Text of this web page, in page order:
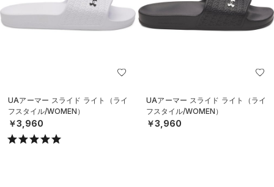
UAアーマー スライド ライト（ライ
フスタイル/WOMEN）
￥3,960
UAアーマー スライド ライト（ライ
フスタイル/WOMEN）
￥3,960